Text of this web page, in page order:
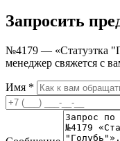
Запросить
№4179 — «Статуэтка
менеджер свяжется с
Имя *